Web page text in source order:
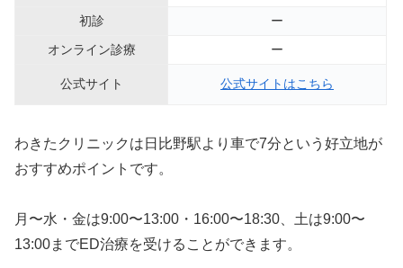
初診
ー
オンライン診療
ー
公式サイト 公式サイトはこちら
わきたクリニックは日比野駅より車で7分という好立地が
おすすめポイントです。
月〜水・金は9:00〜13:00・16:00〜18:30、土は9:00〜
13:00までED治療を受けることができます。